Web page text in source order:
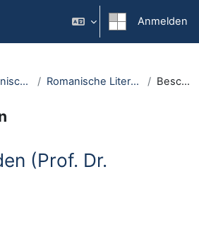
Anmelden
Romanisches Seminar Romanische Literaturwissenschaft Beschreibung
(Prof. Dr.